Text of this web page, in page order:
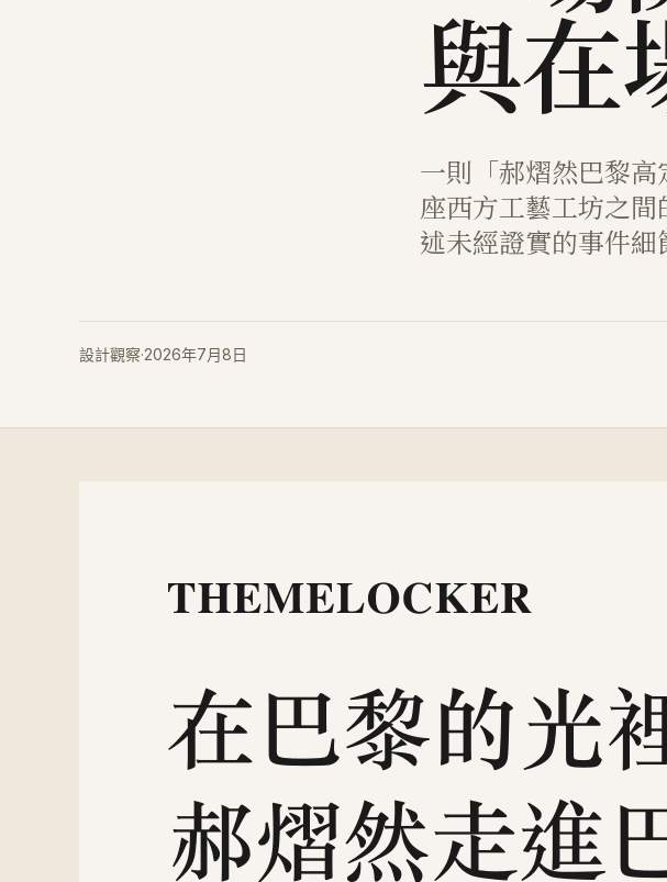
與在
一則「郝熠然巴黎
座西方工藝工坊之
述未經證實的事件細
設計觀察·2026年7月8日